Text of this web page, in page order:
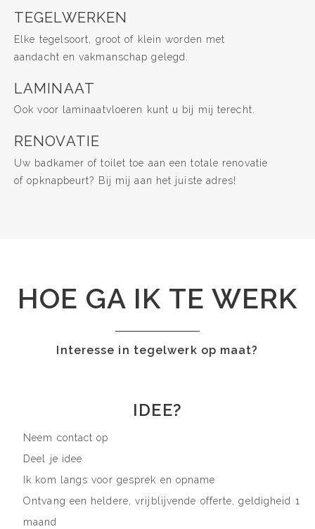
TEGELWERKEN
Elke tegelsoort, groot of klein worden met
aandacht en vakmanschap gelegd.
LAMINAAT
Ook voor laminaatvloeren kunt u bij mij terecht.
RENOVATIE
Uw badkamer of toilet toe aan een totale renovatie
of opknapbeurt? Bij mij aan het juiste adres!
HOE GA IK TE WERK
Interesse in tegelwerk op maat?
IDEE?
Neem contact op
Deel je idee
Ik kom langs voor gesprek en opname
Ontvang een heldere, vrijblijvende offerte, geldigheid 1
maand